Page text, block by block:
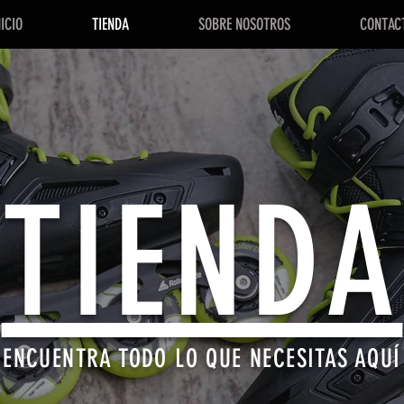
TIENDA SOBRE NOSOTROS
TIENDA
ENCUENTRA TODO LO QUE NECESITAS AQUÍ